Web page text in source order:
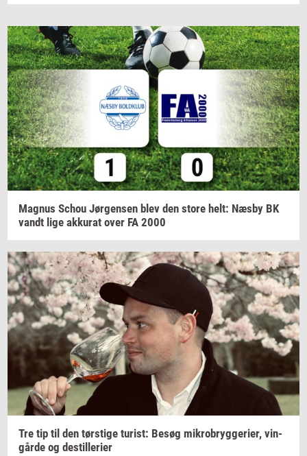
Magnus Schou Jør­gen­sen blev den store helt: Næsby BK
vandt lige ak­ku­rat over FA 2000
Tre tip til den tørsti­ge turist: Besøg mi­kro­bryg­ge­ri­er, vin­
går­de og destil­le­ri­er